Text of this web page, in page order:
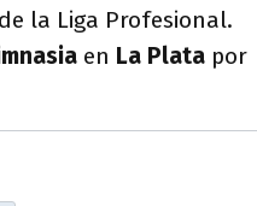
la Liga Profesional.
en La Plata por